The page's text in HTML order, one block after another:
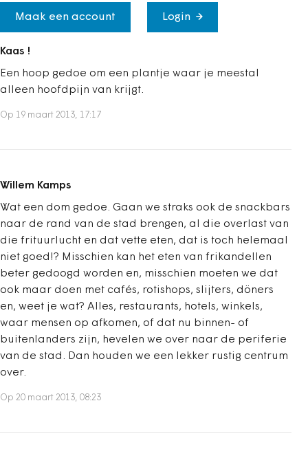
Maak een account Login
Kaas !
Een hoop gedoe om een plantje waar je meestal
alleen hoofdpijn van krijgt.
Op 19 maart 2013, 17:17
Willem Kamps
Wat een dom gedoe. Gaan we straks ook de snackbars
naar de rand van de stad brengen, al die overlast van
die frituurlucht en dat vette eten, dat is toch helemaal
niet goed!? Misschien kan het eten van frikandellen
beter gedoogd worden en, misschien moeten we dat
ook maar doen met cafés, rotishops, slijters, döners
en, weet je wat? Alles, restaurants, hotels, winkels,
waar mensen op afkomen, of dat nu binnen- of
buitenlanders zijn, hevelen we over naar de periferie
van de stad. Dan houden we een lekker rustig centrum
over.
Op 20 maart 2013, 08:23